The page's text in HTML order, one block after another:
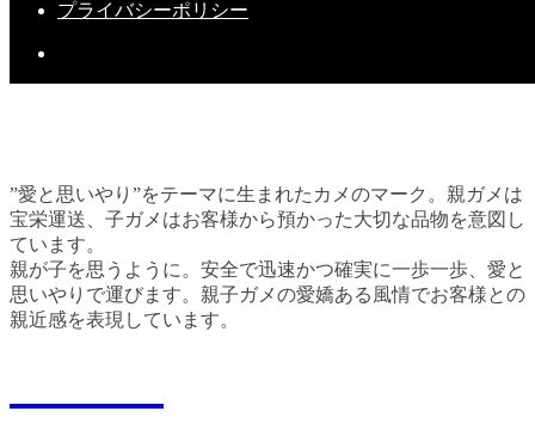
プライバシーポリシー
”愛と思いやり”をテーマに生まれたカメのマーク。親ガメは
宝栄運送、子ガメはお客様から預かった大切な品物を意図し
ています。
親が子を思うように。安全で迅速かつ確実に一歩一歩、愛と
思いやりで運びます。親子ガメの愛嬌ある風情でお客様との
親近感を表現しています。